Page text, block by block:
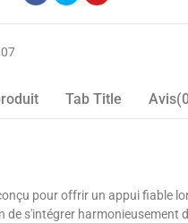
Tab Title
pour offrir un appui fiable
s'intégrer harmonieusement